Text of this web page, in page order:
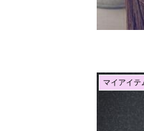
マイアイテ